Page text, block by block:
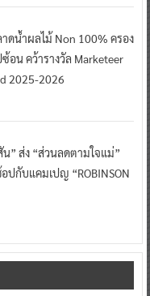
ดน้ำผลไม้ Non 100% ครอง
อน คว้ารางวัล Marketeer
2025-2026
” ส่ง “ส่วนลดตามใจแม่”
ปกับแคมเปญ “ROBINSON